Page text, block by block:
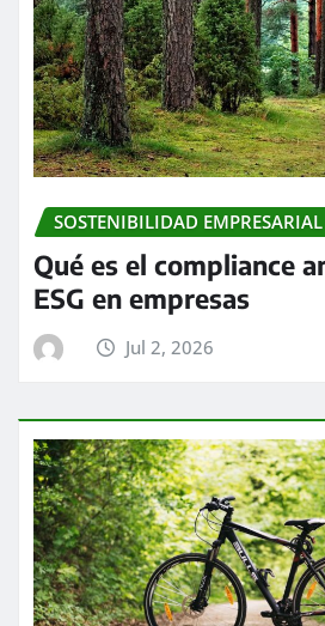
SOSTENIBILIDAD EMPRESARIAL
Qué es el compliance
ESG en empresas
Jul 2, 2026